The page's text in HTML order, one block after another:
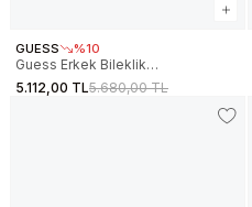
GUESS %10
Guess Erkek Bileklik
JGUJUMB05051JWASS
5.112,00 TL5.680,00 TL